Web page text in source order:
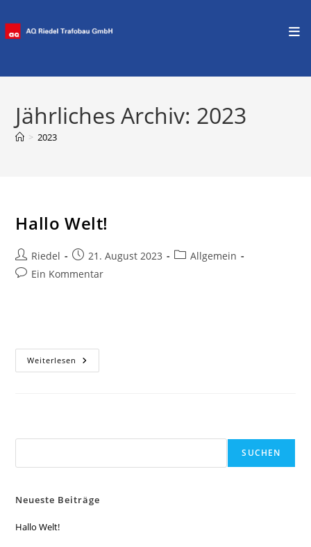
springen
Jährliches Archiv: 2023
> 2023
Hallo Welt!
Beitrags-
Autor:
Riedel
Beitrag
veröffentlicht:
21. August 2023
Beitrags-
Allgemein
Beitrags-
Ein Kommentar
Weiterlesen Hallo
Welt!
SUCHEN
Neueste Beiträge
Hallo Welt!